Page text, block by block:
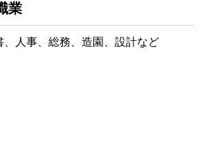
業
、人事、総務、造園、設計など